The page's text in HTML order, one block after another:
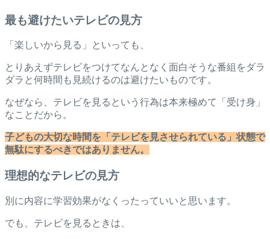
最も避けたいテレビの見方
「楽しいから見る」といっても、
とりあえずテレビをつけてなんとなく面白そうな番組をダラ
ダラと何時間も見続けるのは避けたいものです。
なぜなら、テレビを見るという行為は本来極めて「受け身」
なことだから。
子どもの大切な時間を「テレビを見させられている」状態で
無駄にするべきではありません。
理想的なテレビの見方
別に内容に学習効果がなくったっていいと思います。
でも、テレビを見るときは、